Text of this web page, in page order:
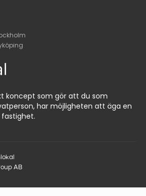
koncept som gör att du som
har möjligheten att äga en
AB